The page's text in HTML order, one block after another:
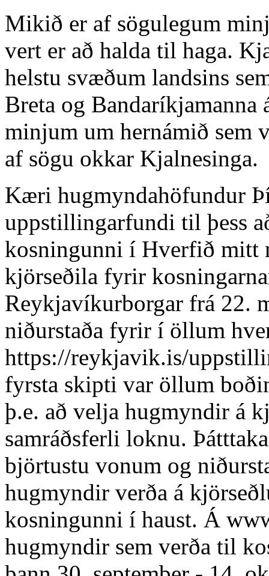
Mikið er af sögulegum
vert er að halda til haga.
helstu svæðum landsins
Breta og
minjum um hernámið sem
af sögu okkar Kjalnesinga.
Kæri hugmyndahöfundur
uppstillingarfundi til þess
kosningunni í Hverfið mitt
kjörseðila fyrir
Reykjavíkurborgar frá 22.
niðurstaða fyrir í öllum
https://reykjavik.is/
fyrsta skipti var öllum
þ.e. að velja hugmyndir á
samráðsferli loknu.
björtustu vonum og
hugmyndir verða á
kosningunni í haust. Á
hugmyndir sem verða til